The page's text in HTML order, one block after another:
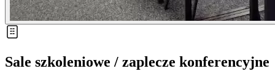
Sale szkoleniowe / zaplecze konferencyjne